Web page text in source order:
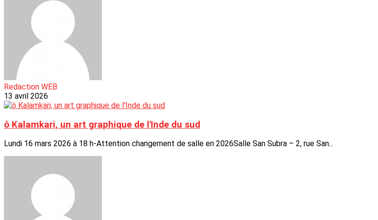
Redaction WEB
13 avril 2026
ô Kalamkari, un art graphique de l'Inde du sud
Lundi 16 mars 2026 à 18 h-Attention changement de salle en 2026Salle San Subra – 2, rue San...